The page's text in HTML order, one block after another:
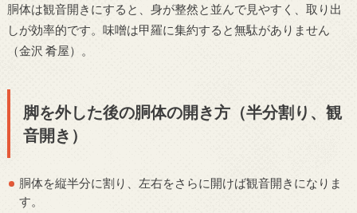
胴体は観音開きにすると、身が整然と並んで見やすく、取り出
しが効率的です。味噌は甲羅に集約すると無駄がありません
（金沢 肴屋）。
脚を外した後の胴体の開き方（半分割り、観
音開き）
胴体を縦半分に割り、左右をさらに開けば観音開きになりま
す。